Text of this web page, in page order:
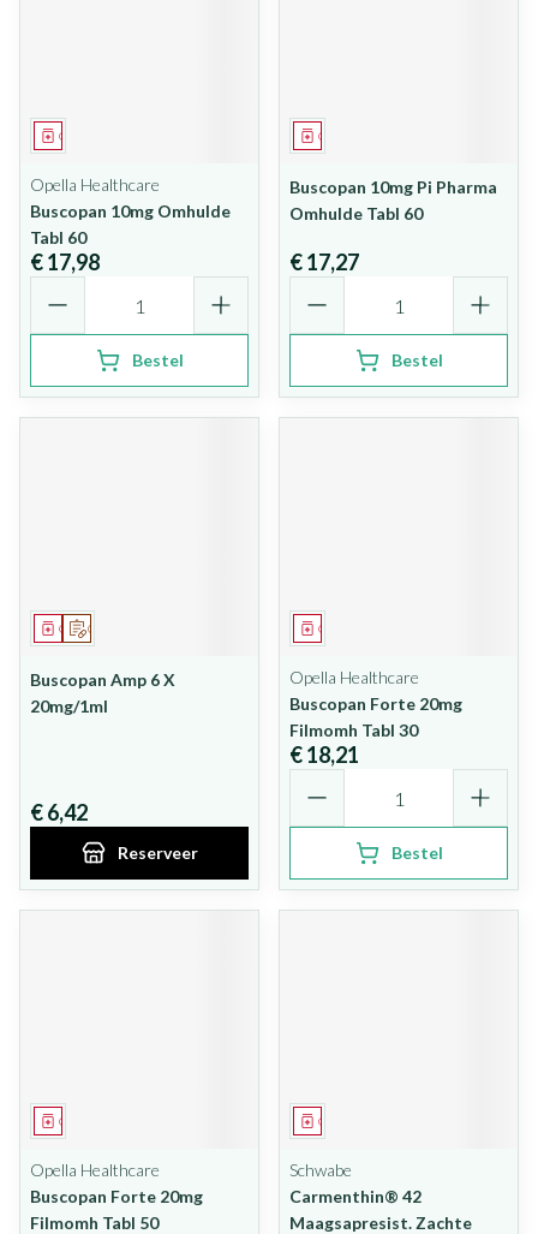
Geneesmiddel
Opella Healthcare
Buscopan 10mg Omhulde
Tabl 60
€ 17,98
Bestel
Geneesmiddel
Buscopan 10mg Pi Pharma
Omhulde Tabl 60
€ 17,27
Bestel
Op voorschrift
Geneesmiddel
Buscopan Amp 6 X
20mg/1ml
€ 6,42
Reserveer
Geneesmiddel
Opella Healthcare
Buscopan Forte 20mg
Filmomh Tabl 30
€ 18,21
Bestel
Geneesmiddel
Opella Healthcare
Buscopan Forte 20mg
Filmomh Tabl 50
Geneesmiddel
Schwabe
Carmenthin® 42
Maagsapresist. Zachte